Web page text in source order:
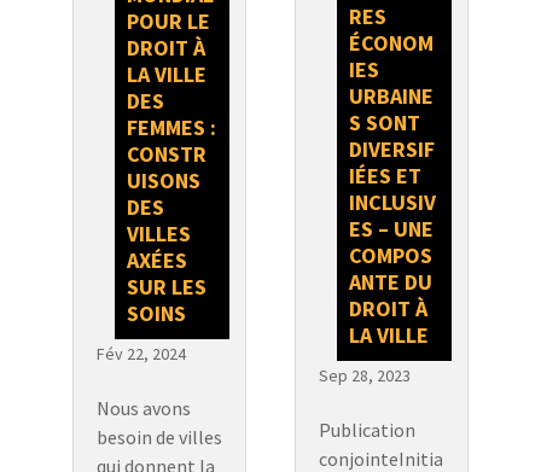
POUR LE
DROIT À
LA VILLE
DES
FEMMES :
CONSTR
UISONS
DES
VILLES
AXÉES
SUR LES
SOINS
Fév 22, 2024
Nous avons
besoin de villes
qui donnent la
RES
ÉCONOM
IES
URBAINE
S SONT
DIVERSIF
IÉES ET
INCLUSIV
ES – UNE
COMPOS
ANTE DU
DROIT À
LA VILLE
Sep 28, 2023
Publication
conjointeInitia